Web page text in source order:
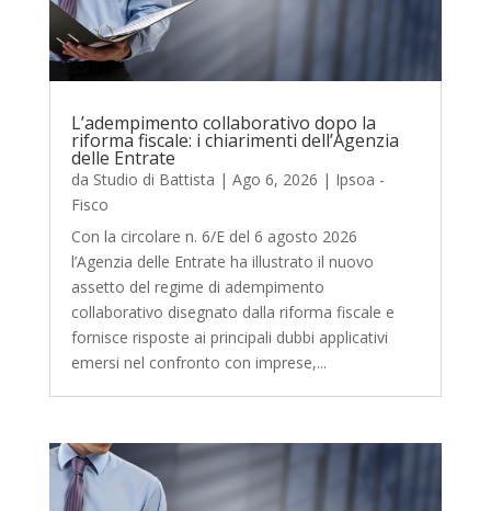
L’adempimento collaborativo dopo la
riforma fiscale: i chiarimenti dell’Agenzia
delle Entrate
da Studio di Battista | Ago 6, 2026 | Ipsoa -
Fisco
Con la circolare n. 6/E del 6 agosto 2026
l’Agenzia delle Entrate ha illustrato il nuovo
assetto del regime di adempimento
collaborativo disegnato dalla riforma fiscale e
fornisce risposte ai principali dubbi applicativi
emersi nel confronto con imprese,...